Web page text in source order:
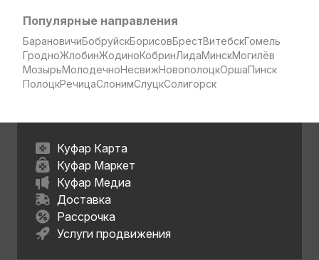
Популярные направления
БарановичиБобруйскБорисовБрестВитебскГомель
ГродноЖлобинЖодиноКобринЛидаМинскМогилёв
МозырьМолодечноНесвижНовополоцкОршаПинск
ПолоцкРечицаСлонимСлуцкСолигорск
Куфар Карта
Куфар Маркет
Куфар Медиа
Доставка
Рассрочка
Услуги продвижения